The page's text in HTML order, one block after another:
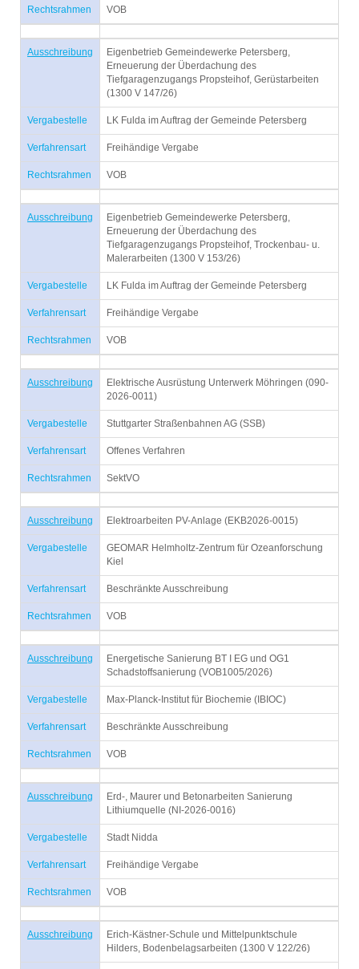
Rechtsrahmen VOB
Ausschreibung
Eigenbetrieb Gemeindewerke Petersberg,
Erneuerung der Überdachung des
Tiefgaragenzugangs Propsteihof, Gerüstarbeiten
(1300 V 147/26)
Vergabestelle LK Fulda im Auftrag der Gemeinde Petersberg
Verfahrensart Freihändige Vergabe
Rechtsrahmen VOB
Ausschreibung
Eigenbetrieb Gemeindewerke Petersberg,
Erneuerung der Überdachung des
Tiefgaragenzugangs Propsteihof, Trockenbau- u.
Malerarbeiten (1300 V 153/26)
Vergabestelle LK Fulda im Auftrag der Gemeinde Petersberg
Verfahrensart Freihändige Vergabe
Rechtsrahmen VOB
Ausschreibung
Elektrische Ausrüstung Unterwerk Möhringen (090-
2026-0011)
Vergabestelle Stuttgarter Straßenbahnen AG (SSB)
Verfahrensart Offenes Verfahren
Rechtsrahmen SektVO
Ausschreibung Elektroarbeiten PV-Anlage (EKB2026-0015)
Vergabestelle
GEOMAR Helmholtz-Zentrum für Ozeanforschung
Kiel
Verfahrensart Beschränkte Ausschreibung
Rechtsrahmen VOB
Ausschreibung
Energetische Sanierung BT I EG und OG1
Schadstoffsanierung (VOB1005/2026)
Vergabestelle Max-Planck-Institut für Biochemie (IBIOC)
Verfahrensart Beschränkte Ausschreibung
Rechtsrahmen VOB
Ausschreibung
Erd-, Maurer und Betonarbeiten Sanierung
Lithiumquelle (NI-2026-0016)
Vergabestelle Stadt Nidda
Verfahrensart Freihändige Vergabe
Rechtsrahmen VOB
Ausschreibung
Erich-Kästner-Schule und Mittelpunktschule
Hilders, Bodenbelagsarbeiten (1300 V 122/26)